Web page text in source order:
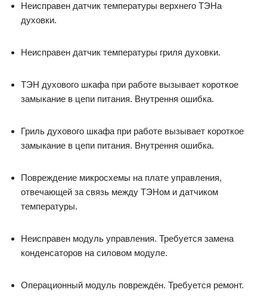
Неисправен датчик температуры верхнего ТЭНа
духовки.
Неисправен датчик температуры гриля духовки.
ТЭН духового шкафа при работе вызывает короткое
замыкание в цепи питания. Внутрення ошибка.
Гриль духового шкафа при работе вызывает короткое
замыкание в цепи питания. Внутрення ошибка.
Повреждение микросхемы на плате управления,
отвечающей за связь между ТЭНом и датчиком
температуры.
Неисправен модуль управления. Требуется замена
конденсаторов на силовом модуле.
Операционный модуль повреждён. Требуется ремонт.